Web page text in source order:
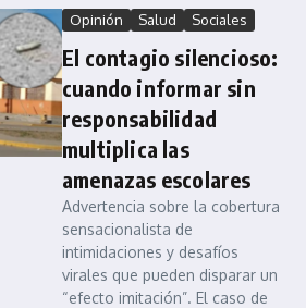
Opinión Salud Sociales
El contagio silencioso:
cuando informar sin
responsabilidad
multiplica las
amenazas escolares
Advertencia sobre la cobertura
sensacionalista de
intimidaciones y desafíos
virales que pueden disparar un
“efecto imitación”. El caso de